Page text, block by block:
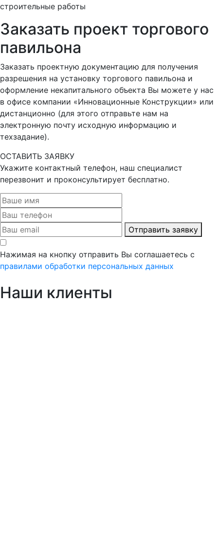
строительные работы
Заказать проект торгового
павильона
Заказать проектную документацию для получения
разрешения на установку торгового павильона и
оформление некапитального объекта Вы можете у нас
в офисе компании «Инновационные Конструкции» или
дистанционно (для этого отправьте нам на
электронную почту исходную информацию и
техзадание).
ОСТАВИТЬ ЗАЯВКУ
Укажите контактный телефон, наш специалист
перезвонит и проконсультирует бесплатно.
Отправить заявку
Нажимая на кнопку отправить Вы соглашаетесь с
правилами обработки персональных данных
Наши клиенты